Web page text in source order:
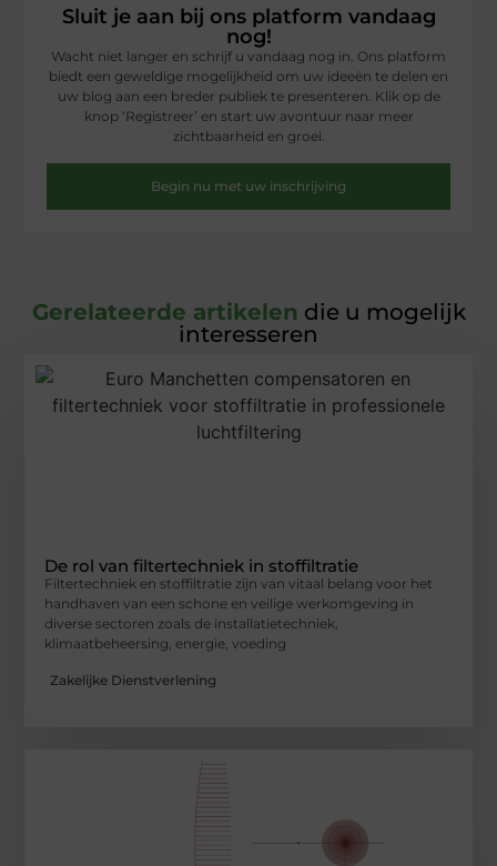
Sluit je aan bij ons platform vandaag
nog!
Wacht niet langer en schrijf u vandaag nog in. Ons platform
biedt een geweldige mogelijkheid om uw ideeën te delen en
uw blog aan een breder publiek te presenteren. Klik op de
knop ‘Registreer’ en start uw avontuur naar meer
zichtbaarheid en groei.
Begin nu met uw inschrijving
Gerelateerde artikelen die u mogelijk
interesseren
De rol van filtertechniek in stoffiltratie
Filtertechniek en stoffiltratie zijn van vitaal belang voor het
handhaven van een schone en veilige werkomgeving in
diverse sectoren zoals de installatietechniek,
klimaatbeheersing, energie, voeding
Zakelijke Dienstverlening